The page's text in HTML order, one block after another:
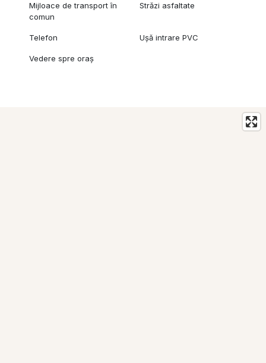
Mijloace de transport în
comun
Străzi asfaltate
Telefon Ușă intrare PVC
Vedere spre oraș